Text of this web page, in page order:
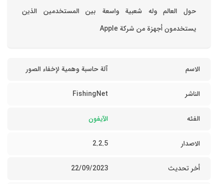
حول العالم وله شعبية واسعة بين المستخدمين الذين
يستخدمون أجهزة من شركة Apple
الاسم آلة حاسبة وهمية لإخفاء الصور
الناشر FishingNet
الفئه الآيفون
الاصدار 2.2.5
أخر تحديث 22/09/2023